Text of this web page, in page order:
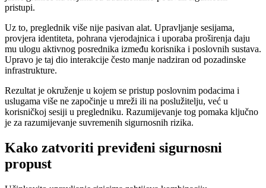
pristupi.
Uz to, preglednik više nije pasivan alat. Upravljanje sesijama,
provjera identiteta, pohrana vjerodajnica i uporaba proširenja daju
mu ulogu aktivnog posrednika između korisnika i poslovnih sustava.
Upravo je taj dio interakcije često manje nadziran od pozadinske
infrastrukture.
Rezultat je okruženje u kojem se pristup poslovnim podacima i
uslugama više ne započinje u mreži ili na poslužitelju, već u
korisničkoj sesiji u pregledniku. Razumijevanje tog pomaka ključno
je za razumijevanje suvremenih sigurnosnih rizika.
Kako zatvoriti previđeni sigurnosni
propust